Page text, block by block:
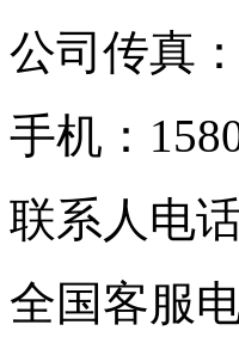
公司传真
手机：
联系人电
全国客服